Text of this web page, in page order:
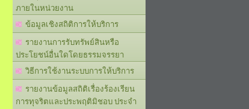
ภายในหน่วยงาน
ข้อมูลเชิงสถิติการให้บริการ
รายงานการรับทรัพย์สินหรือ
ประโยชน์อื่นใดโดยธรรมจรรยา
วิธีการใช้งานระบบการให้บริการ
รายงานข้อมูลสถิติเรื่องร้องเรียน
การทุจริตและประพฤติมิชอบ ประจำ